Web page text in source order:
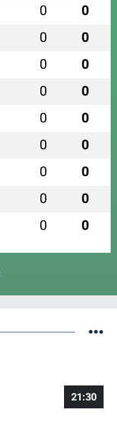
0 0
0 0
0 0
0 0
0 0
0 0
0 0
0 0
0 0
21:30